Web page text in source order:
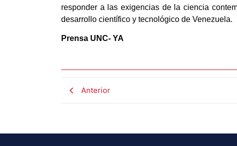
responder a las exigencias de la ciencia
desarrollo científico y tecnológico de Venezuela.
Prensa UNC- YA
Anterior